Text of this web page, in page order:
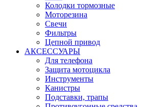
Колодки тормозные
Моторезина
Свечи
Фильтры
Цепной привод
АКСЕССУАРЫ
Для телефона
Защита мотоцикла
Инструменты
Канистры
Подставки, трапы